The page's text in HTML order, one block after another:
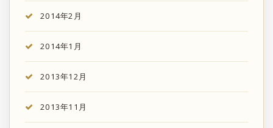
2014年2月
2014年1月
2013年12月
2013年11月